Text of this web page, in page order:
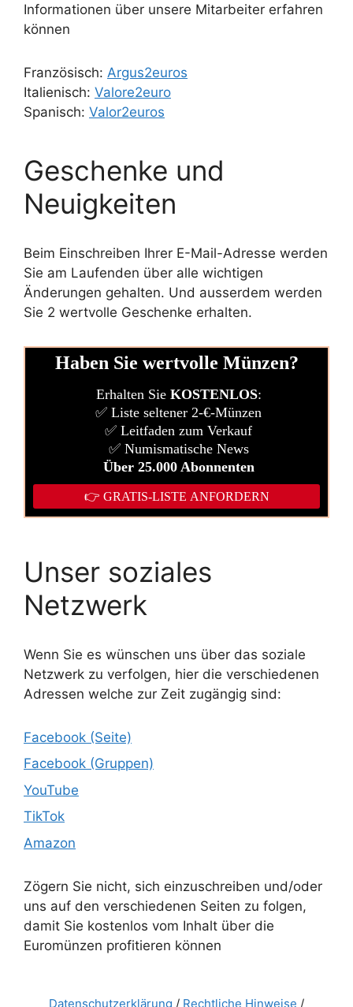
Informationen über unsere Mitarbeiter erfahren
können
Französisch: Argus2euros
Italienisch: Valore2euro
Spanisch: Valor2euros
Geschenke und
Neuigkeiten
Beim Einschreiben Ihrer E-Mail-Adresse werden
Sie am Laufenden über alle wichtigen
Änderungen gehalten. Und ausserdem werden
Sie 2 wertvolle Geschenke erhalten.
Unser soziales
Netzwerk
Wenn Sie es wünschen uns über das soziale
Netzwerk zu verfolgen, hier die verschiedenen
Adressen welche zur Zeit zugängig sind:
Facebook (Seite)
Facebook (Gruppen)
YouTube
TikTok
Amazon
Zögern Sie nicht, sich einzuschreiben und/oder
uns auf den verschiedenen Seiten zu folgen,
damit Sie kostenlos vom Inhalt über die
Euromünzen profitieren können
Datenschutzerklärung / Rechtliche Hinweise /